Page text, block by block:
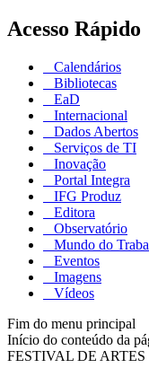
Acesso Rápido
Calendários
Bibliotecas
EaD
Internacional
Dados Abertos
Serviços de TI
Inovação
Portal Integra
IFG Produz
Editora
Observatório
Mundo do
Eventos
Imagens
Vídeos
Fim do menu principal
Início do conteúdo da
FESTIVAL DE ARTES